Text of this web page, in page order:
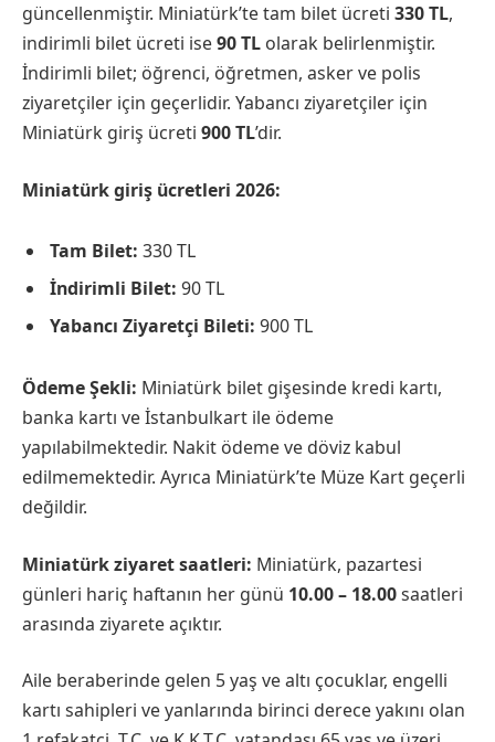
güncellenmiştir. Miniatürk’te tam bilet ücreti 330 TL,
indirimli bilet ücreti ise90 TL olarak belirlenmiştir.
İndirimli bilet; öğrenci, öğretmen, asker ve polis
ziyaretçiler için geçerlidir. Yabancı ziyaretçiler için
Miniatürk giriş ücreti 900 TL’dir.
Miniatürk giriş ücretleri 2026:
Tam Bilet: 330 TL
İndirimli Bilet: 90 TL
Yabancı Ziyaretçi Bileti: 900 TL
Ödeme Şekli: Miniatürk bilet gişesinde kredi kartı,
banka kartı ve İstanbulkart ile ödeme
yapılabilmektedir. Nakit ödeme ve döviz kabul
edilmemektedir. Ayrıca Miniatürk’te Müze Kart geçerli
değildir.
Miniatürk ziyaret saatleri: Miniatürk, pazartesi
günleri hariç haftanın her günü 10.00 – 18.00saatleri
arasında ziyarete açıktır.
Aile beraberinde gelen 5 yaş ve altı çocuklar, engelli
kartı sahipleri ve yanlarında birinci derece yakını olan